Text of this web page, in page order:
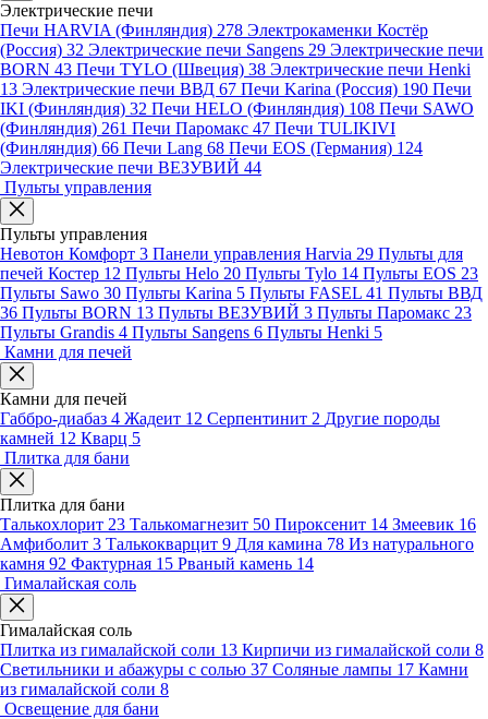
Электрические печи
Печи HARVIA (Финляндия) 278 Электрокаменки Костёр
(Россия) 32 Электрические печи Sangens 29 Электрические печи
BORN 43 Печи TYLO (Швеция) 38 Электрические печи Henki
13 Электрические печи ВВД 67 Печи Karina (Россия) 190 Печи
IKI (Финляндия) 32 Печи HELO (Финляндия) 108 Печи SAWO
(Финляндия) 261 Печи Паромакс 47 Печи TULIKIVI
(Финляндия) 66 Печи Lang 68 Печи EOS (Германия) 124
Электрические печи ВЕЗУВИЙ 44
Пульты управления
Пульты управления
Невотон Комфорт 3 Панели управления Harvia 29 Пульты для
печей Костер 12 Пульты Helo 20 Пульты Tylo 14 Пульты EOS 23
Пульты Sawo 30 Пульты Karina 5 Пульты FASEL 41 Пульты ВВД
36 Пульты BORN 13 Пульты ВЕЗУВИЙ 3 Пульты Паромакс 23
Пульты Grandis 4 Пульты Sangens 6 Пульты Henki 5
Камни для печей
Камни для печей
Габбро-диабаз 4 Жадеит 12 Серпентинит 2 Другие породы
камней 12 Кварц 5
Плитка для бани
Плитка для бани
Талькохлорит 23 Талькомагнезит 50 Пироксенит 14 Змеевик 16
Амфиболит 3 Талькокварцит 9 Для камина 78 Из натурального
камня 92 Фактурная 15 Рваный камень 14
Гималайская соль
Гималайская соль
Плитка из гималайской соли 13 Кирпичи из гималайской соли 8
Светильники и абажуры с солью 37 Соляные лампы 17 Камни
из гималайской соли 8
Освещение для бани